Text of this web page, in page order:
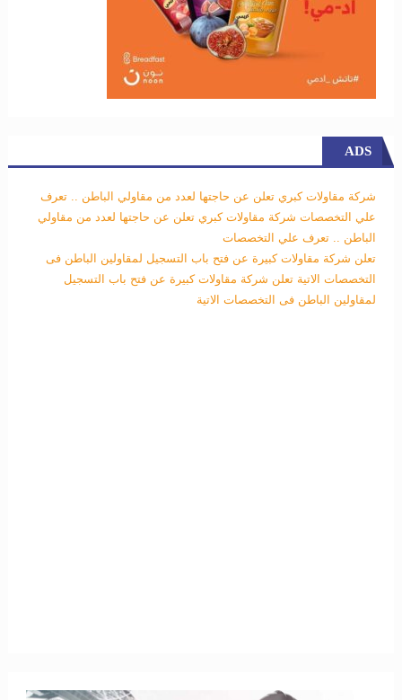
ADS
شركة مقاولات كبري تعلن عن حاجتها لعدد من مقاولي الباطن .. تعرف
علي التخصصات شركة مقاولات كبري تعلن عن حاجتها لعدد من مقاولي
الباطن .. تعرف علي التخصصات
تعلن شركة مقاولات كبيرة عن فتح باب التسجيل لمقاولين الباطن فى
التخصصات الاتية تعلن شركة مقاولات كبيرة عن فتح باب التسجيل
لمقاولين الباطن فى التخصصات الاتية